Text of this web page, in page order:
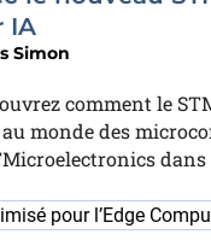
IA
Simon
comment le
monde des